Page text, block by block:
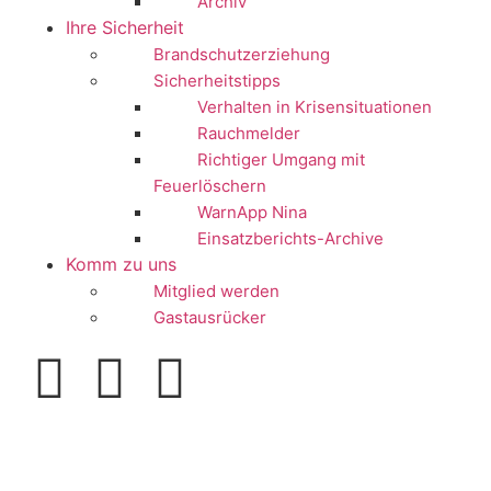
Ihre Sicherheit
Brandschutzerziehung
Sicherheitstipps
Verhalten in Krisensituationen
Rauchmelder
Richtiger Umgang mit
Feuerlöschern
WarnApp Nina
Einsatzberichts-Archive
Komm zu uns
Mitglied werden
Gastausrücker